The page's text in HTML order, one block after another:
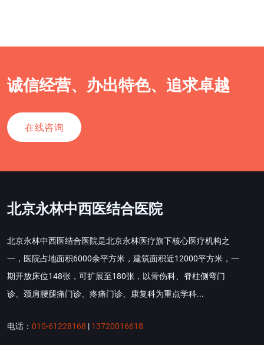
诚信经营、办出特色、追求卓越
在线咨询
北京永林中西医结合医院
北京永林中西医结合医院是北京永林医疗旗下核心医疗机构之
一，医院占地面积6000余平方米，建筑面积近12000平方米，一
期开放床位148张，可扩展至180张，以骨伤科、脊柱侧弯门
诊、颈肩腰腿痛门诊、疼痛门诊、康复科为重点学科...
电话： 010-61228168 | 13720016618